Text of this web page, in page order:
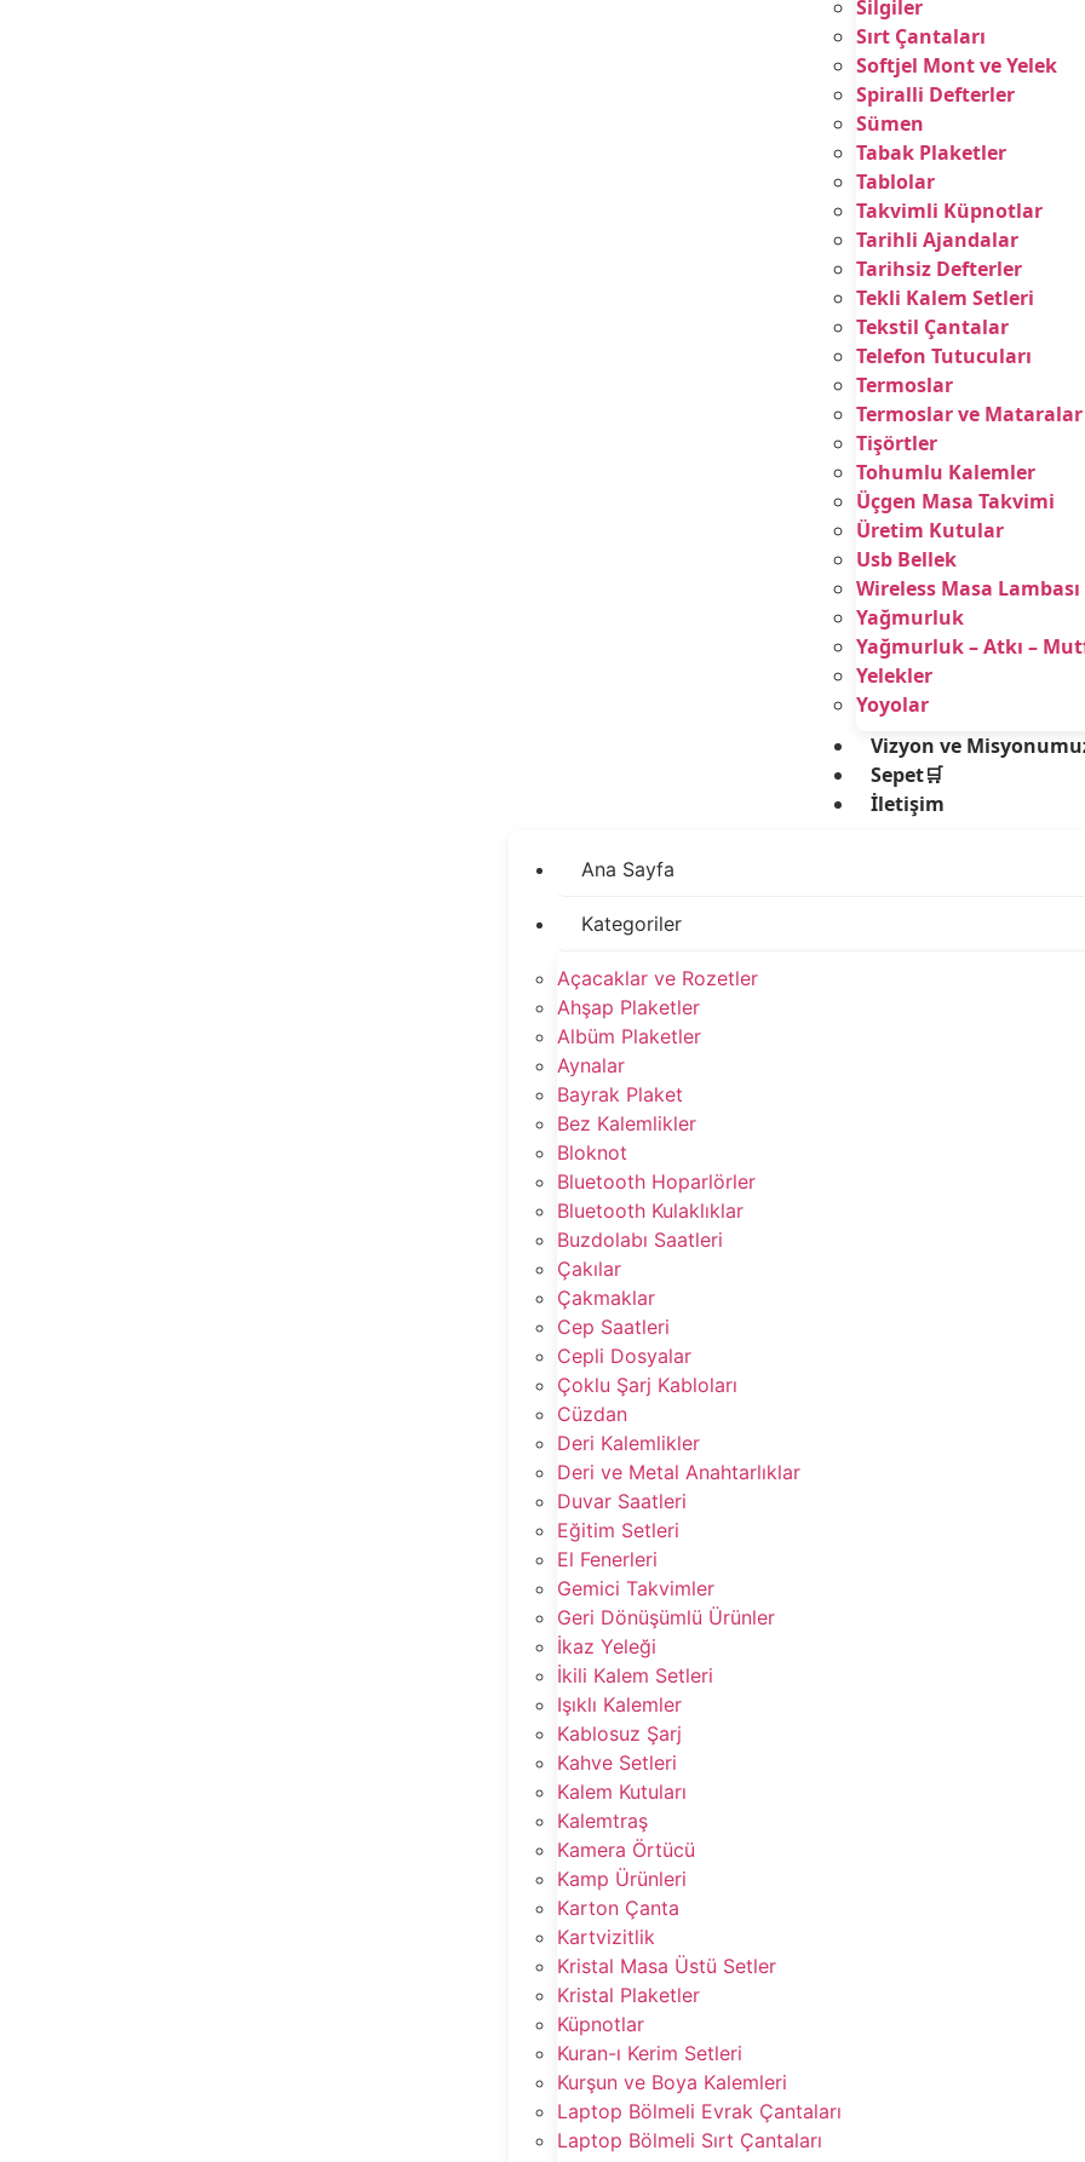
Silgiler
Sırt Çantaları
Softjel Mont ve Yelek
Spiralli Defterler
Sümen
Tabak Plaketler
Tablolar
Takvimli Küpnotlar
Tarihli Ajandalar
Tarihsiz Defterler
Tekli Kalem Setleri
Tekstil Çantalar
Telefon Tutucuları
Termoslar
Termoslar ve Mataralar
Tişörtler
Tohumlu Kalemler
Üçgen Masa Takvimi
Üretim Kutular
Usb Bellek
Wireless Masa Lambası
Yağmurluk
Yağmurluk – Atkı –
Yelekler
Yoyolar
Vizyon ve
Sepet🛒
İletişim
Ana Sayfa
Kategoriler
Açacaklar ve Rozetler
Ahşap Plaketler
Albüm Plaketler
Aynalar
Bayrak Plaket
Bez Kalemlikler
Bloknot
Bluetooth Hoparlörler
Bluetooth Kulaklıklar
Buzdolabı Saatleri
Çakılar
Çakmaklar
Cep Saatleri
Cepli Dosyalar
Çoklu Şarj Kabloları
Cüzdan
Deri Kalemlikler
Deri ve Metal Anahtarlıklar
Duvar Saatleri
Eğitim Setleri
El Fenerleri
Gemici Takvimler
Geri Dönüşümlü Ürünler
İkaz Yeleği
İkili Kalem Setleri
Işıklı Kalemler
Kablosuz Şarj
Kahve Setleri
Kalem Kutuları
Kalemtraş
Kamera Örtücü
Kamp Ürünleri
Karton Çanta
Kartvizitlik
Kristal Masa Üstü Setler
Kristal Plaketler
Küpnotlar
Kuran-ı Kerim Setleri
Kurşun ve Boya Kalemleri
Laptop Bölmeli Evrak Çantaları
Laptop Bölmeli Sırt Çantaları